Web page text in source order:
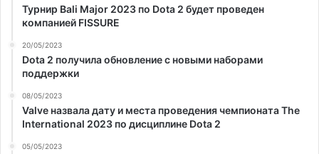
Турнир Bali Major 2023 по Dota 2 будет проведен
компанией FISSURE
20/05/2023
Dota 2 получила обновление с новыми наборами
поддержки
08/05/2023
Valve назвала дату и места проведения чемпионата The
International 2023 по дисциплине Dota 2
05/05/2023